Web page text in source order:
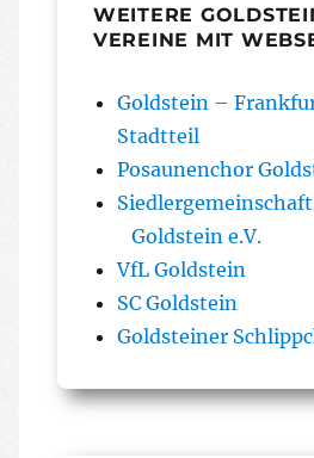
WEITERE
VEREINE MIT
Goldstein –
Stadtteil
Posaunenchor
Siedlergemeinschaft
Goldstein e.V.
VfL Goldstein
SC Goldstein
Goldsteiner